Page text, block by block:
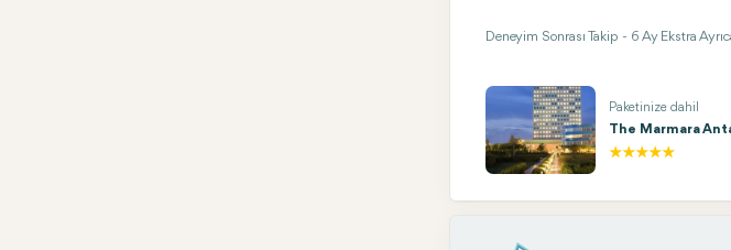
Deneyim Sonrası Takip - 6 Ay Ekstra
Paketinize dahil
The Marmara